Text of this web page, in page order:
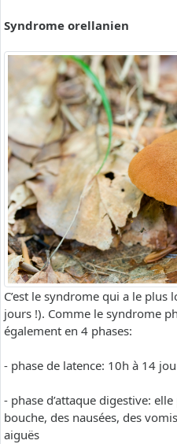
Syndrome orellanien
C’est le syndrome qui a le
jours !). Comme le syndrome
également en 4 phases:
- phase de latence: 10h à 14
- phase d’attaque digestive:
bouche, des nausées, des
aiguës